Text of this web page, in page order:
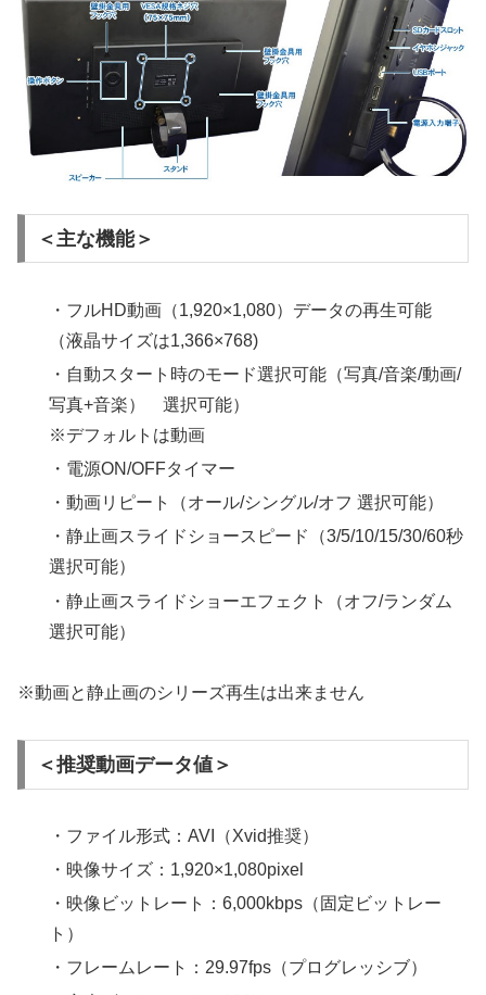
＜主な機能＞
・フルHD動画（1,920×1,080）データの再生可能
（液晶サイズは1,366×768)
・自動スタート時のモード選択可能（写真/音楽/動画/
写真+音楽） 選択可能）
※デフォルトは動画
・電源ON/OFFタイマー
・動画リピート（オール/シングル/オフ 選択可能）
・静止画スライドショースピード（3/5/10/15/30/60秒
選択可能）
・静止画スライドショーエフェクト（オフ/ランダム
選択可能）
※動画と静止画のシリーズ再生は出来ません
＜推奨動画データ値＞
・ファイル形式：AVI（Xvid推奨）
・映像サイズ：1,920×1,080pixel
・映像ビットレート：6,000kbps（固定ビットレー
ト）
・フレームレート：29.97fps（プログレッシブ）